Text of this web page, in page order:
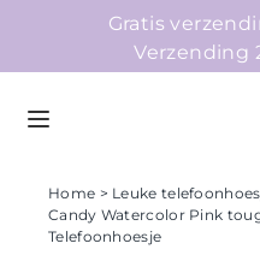
Gratis
Verzending
Homepage
Home > Leuke
Candy Watercolor Pink
Telefoonhoesje